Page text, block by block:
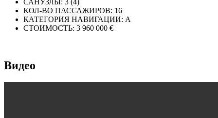
КОЛ-ВО ПАССАЖИРОВ: 16
КАТЕГОРИЯ НАВИГАЦИИ: A
СТОИМОСТЬ: 3 960 000 €
Видео